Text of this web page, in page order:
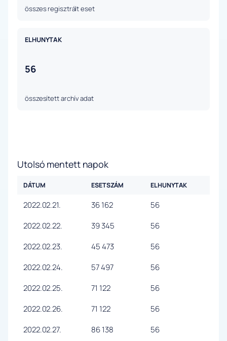
összes regisztrált eset
ELHUNYTAK
56
összesített archív adat
Utolsó mentett napok
DÁTUM ESETSZÁM ELHUNYTAK
2022.02.21. 36 162
56
2022.02.22.
39 345
56
2022.02.23.
45 473
56
2022.02.24.
57 497
56
2022.02.25.
71 122
56
2022.02.26.
71 122
56
2022.02.27.
86 138
56